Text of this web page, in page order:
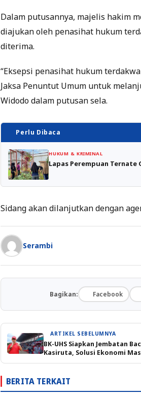
Dalam putusannya, majelis hakim
diajukan oleh penasihat hukum
diterima.
“Eksepsi penasihat hukum
Jaksa Penuntut Umum untuk
Widodo dalam putusan sela.
Perlu Dibaca
HUKUM & KRIMINAL
Lapas Perempuan Ternate
Sidang akan dilanjutkan dengan
Serambi
Bagikan: Facebook
ARTIKEL SEBELUMNYA
BK-UHS Siapkan Jembatan
Kasiruta, Solusi Ekonomi
BERITA TERKAIT